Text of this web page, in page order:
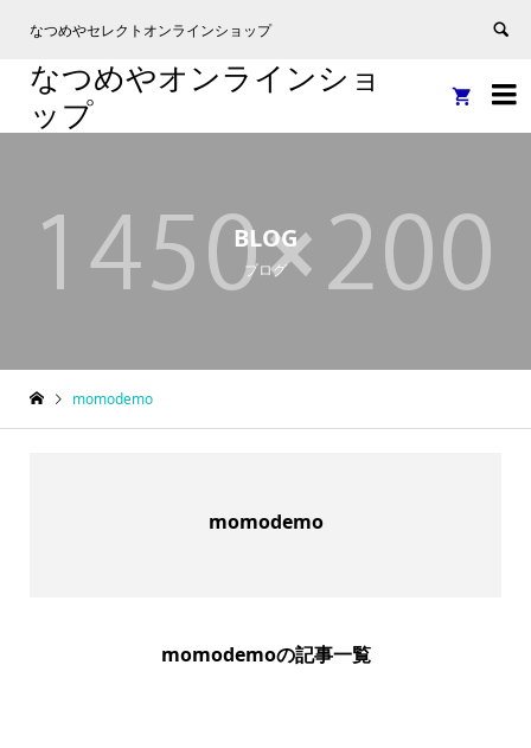
なつめやセレクトオンラインショップ

なつめやオンラインショ
ップ

BLOG
ブログ
momodemo
momodemo
momodemoの記事一覧